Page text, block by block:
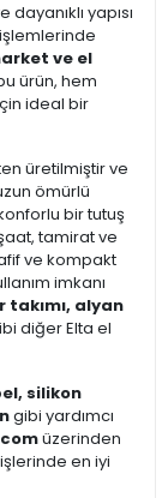
yapısı
ve el
ürün, hem
ideal bir
üretilmiştir ve
ömürlü
bir tutuş
tamirat ve
ve kompakt
imkanı
alyan
diğer Elta el
silikon
gibi yardımcı
üzerinden
en iyi